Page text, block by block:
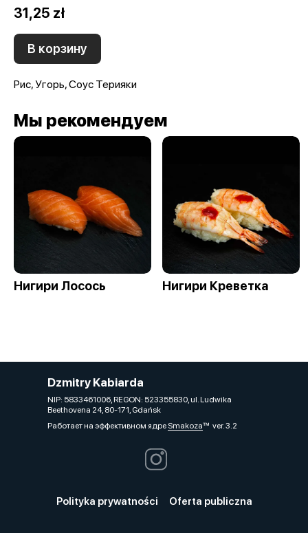
31,25 zł
В корзину
Рис, Угорь, Соус Терияки
Мы рекомендуем
Нигири Лосось Нигири Креветка
Dzmitry Kabiarda
NIP: 5833461006, REGON: 523355830, ul. Ludwika
Beethovena 24, 80-171, Gdańsk
Работает на эффективном ядре Smakozaver. 3.2
Polityka prywatności Oferta publiczna